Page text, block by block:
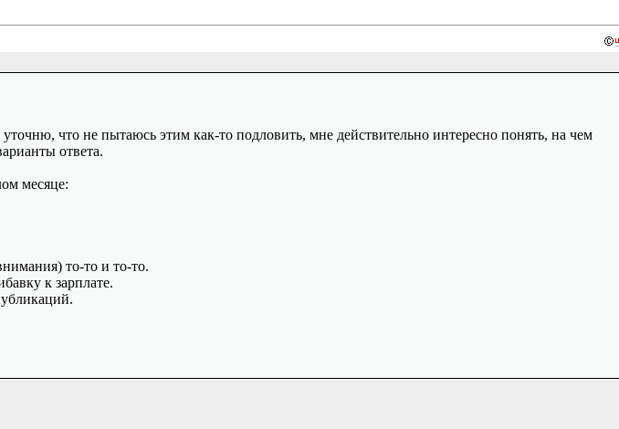
что не пытаюсь этим как-то подловить, мне действительно интересно понять, на чем
ответа.
месяце:
то-то и то-то.
к зарплате.